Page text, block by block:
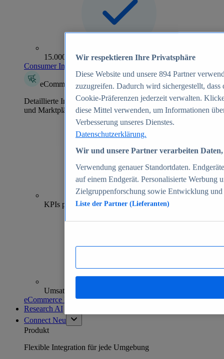
15.000+ Marken
Consumer Insights entdecken
eCommerce Insights
Detaillierte Informationen zu mehr als 39.000 Online-Shops
und Marktplätzen
70+
KPIs pro Shop
Umsatzanalysen und -prognosen
eCommerce Insights entdecken
Research AI
Connect Neu
Produkt
Flexible Integration für jede Umgebung
Wir respektieren Ihre Privatsphäre
Diese Website und unsere 894 Partner
zuzugreifen. Dadurch wird sichergestellt,
Cookie-Präferenzen jederzeit verwalten.
diese Mittel verwenden, um Informationen
Verbesserung unseres Dienstes.
Datenschutzerklärung.
Wir und unsere Partner verarbeiten
Verwendung genauer Standortdaten.
auf einem Endgerät. Personalisierte Werbung
Zielgruppenforschung sowie Entwicklung
Liste der Partner (Lieferanten)